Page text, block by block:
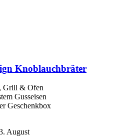
Knoblauchbräter
Grill & Ofen
Gusseisen
Geschenkbox
August